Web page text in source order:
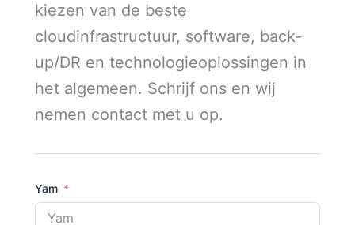
kiezen van de beste
cloudinfrastructuur, software, back-
up/DR en technologieoplossingen in
het algemeen. Schrijf ons en wij
nemen contact met u op.
Yam